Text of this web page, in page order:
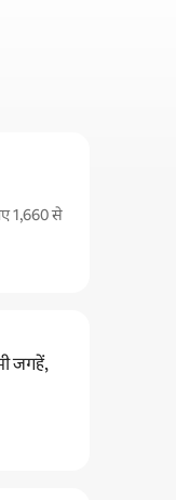
1,660 से
जगहें,